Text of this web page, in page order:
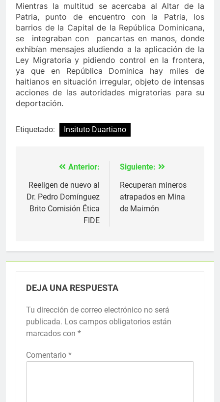
Mientras la multitud se acercaba al Altar de la
Patria, punto de encuentro con la Patria, los
barrios de la Capital de la República Dominicana,
se integraban con pancartas en manos, donde
exhibían mensajes aludiendo a la aplicación de la
Ley Migratoria y pidiendo control en la frontera,
ya que en República Dominica hay miles de
haitianos en situación irregular, objeto de intensas
acciones de las autoridades migratorias para su
deportación.
Etiquetado: Insituto Duartiano
Navegación
de
entradas
Anterior:
Reeligen de nuevo al
Dr. Pedro Domínguez
Brito Comisión Ética
FIDE
Siguiente:
Recuperan mineros
atrapados en Mina
de Maimón
DEJA UNA RESPUESTA
Tu dirección de correo electrónico no será
publicada. Los campos obligatorios están
marcados con *
Comentario *